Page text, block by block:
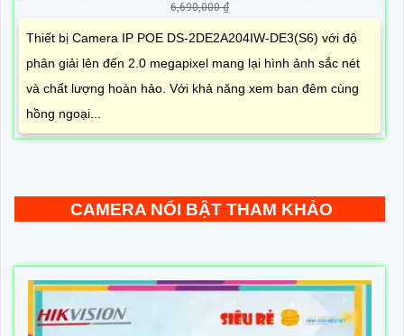
6,690,000 ₫
Thiết bị Camera IP POE DS-2DE2A204IW-DE3(S6) với độ
phân giải lên đến 2.0 megapixel mang lại hình ảnh sắc nét
và chất lượng hoàn hảo. Với khả năng xem ban đêm cùng
hồng ngoại...
CAMERA NỔI BẬT THAM KHẢO